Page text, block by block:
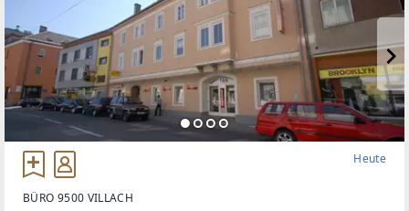
Heute
BÜRO 9500 VILLACH